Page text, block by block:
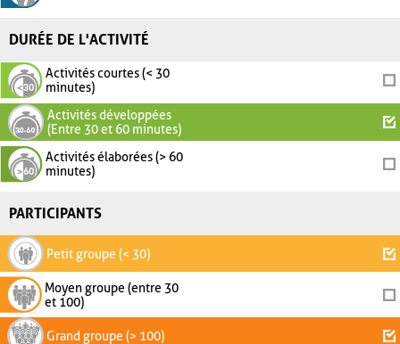
DURÉE DE L'ACTIVITÉ
Activités courtes (< 30
minutes)
Activités développées
(Entre 30 et 60 minutes)
Activités élaborées (> 60
minutes)
PARTICIPANTS
Petit groupe (< 30)
Moyen groupe (entre 30
et 100)
Grand groupe (> 100)